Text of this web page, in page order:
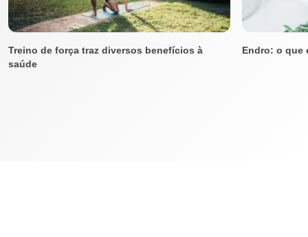
Treino de força traz diversos benefícios à
saúde
Endro: o que